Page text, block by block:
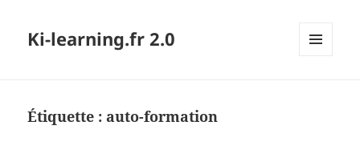
Ki-learning.fr 2.0
Étiquette : auto-formation